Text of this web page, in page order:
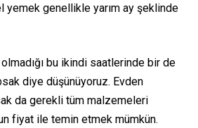
yemek genellikle yarım ay şeklinde
bu ikindi saatlerinde bir de
diye düşünüyoruz. Evden
da gerekli tüm malzemeleri
fiyat ile temin etmek mümkün.